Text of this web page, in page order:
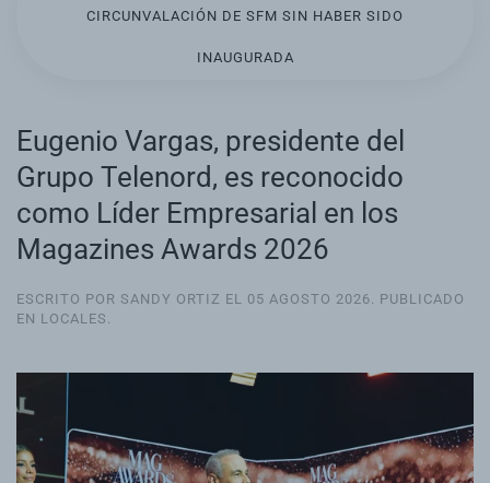
CIRCUNVALACIÓN DE SFM SIN HABER SIDO
INAUGURADA
Eugenio Vargas, presidente del
Grupo Telenord, es reconocido
como Líder Empresarial en los
Magazines Awards 2026
ESCRITO POR SANDY ORTIZ EL 05 AGOSTO 2026 . PUBLICADO
EN LOCALES